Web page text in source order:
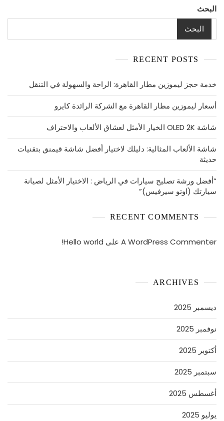
البحث
البحث
RECENT POSTS
خدمة حجز ليموزين مطار القاهرة: الراحة والسهولة في التنقل
أسعار ليموزين مطار القاهرة مع الشركة الرائدة كايرو
شاشة OLED 2K الخيار الأمثل لعشاق الألعاب والاحتراف
شاشة الألعاب المثالية: دليلك لاختيار أفضل شاشة قيمنق بتقنيات
حديثة
“أفضل ورشة تصليح سيارات في الرياض : الاختيار الأمثل لصيانة
سيارتك (اوتو سيرفيس)”
RECENT COMMENTS
A WordPress Commenter على Hello world!
ARCHIVES
ديسمبر 2025
نوفمبر 2025
أكتوبر 2025
سبتمبر 2025
أغسطس 2025
يوليو 2025